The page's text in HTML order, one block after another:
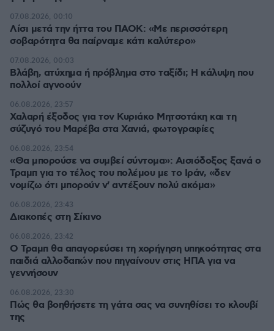
Λίσι μετά την ήττα του ΠΑΟΚ: «Με περισσότερη
σοβαρότητα θα παίρναμε κάτι καλύτερο»
07.08.2026, 00:10
Βλάβη, ατύχημα ή πρόβλημα στο ταξίδι; Η κάλυψη που
πολλοί αγνοούν
07.08.2026, 00:03
Χαλαρή έξοδος για τον Κυριάκο Μητσοτάκη και τη
σύζυγό του Μαρέβα στα Χανιά, φωτογραφίες
06.08.2026, 23:57
«Θα μπορούσε να συμβεί σύντομα»: Αισιόδοξος ξανά ο
Τραμπ για το τέλος του πολέμου με το Ιράν, «δεν
νομίζω ότι μπορούν ν' αντέξουν πολύ ακόμα»
06.08.2026, 23:54
Διακοπές στη Σίκινο
06.08.2026, 23:43
Ο Τραμπ θα απαγορεύσει τη χορήγηση υπηκοότητας στα
παιδιά αλλοδαπών που πηγαίνουν στις ΗΠΑ για να
γεννήσουν
06.08.2026, 23:42
Πώς θα βοηθήσετε τη γάτα σας να συνηθίσει το κλουβί
της
06.08.2026, 23:30